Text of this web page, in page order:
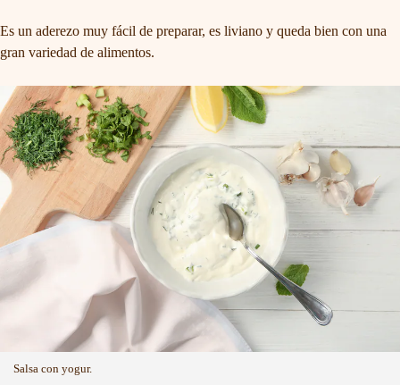
Es un aderezo muy fácil de preparar, es liviano y queda bien con una
gran variedad de alimentos.
Salsa con yogur.